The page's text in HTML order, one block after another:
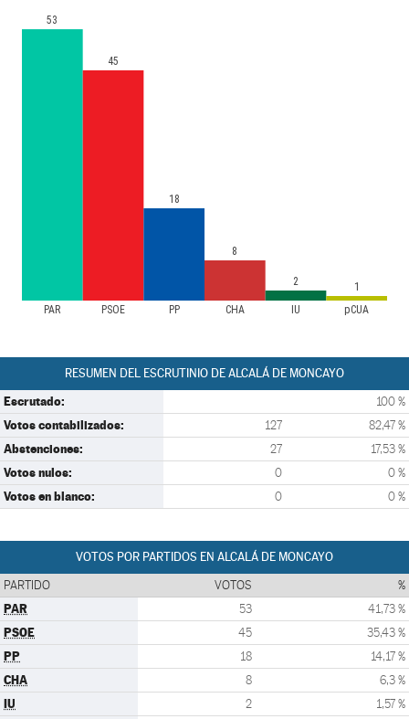
PAR PSOE PP CHA IU pCUA
53
45
18
8
2 1
RESUMEN DEL ESCRUTINIO DE ALCALÁ DE MONCAYO
Escrutado: 100 %
Votos contabilizados: 127 82,47 %
Abstenciones: 27 17,53 %
Votos nulos: 0 0 %
Votos en blanco: 0 0 %
VOTOS POR PARTIDOS EN ALCALÁ DE MONCAYO
PARTIDO VOTOS %
PAR 53 41,73 %
PSOE 45 35,43 %
PP 18 14,17 %
CHA 8 6,3 %
IU 2 1,57 %